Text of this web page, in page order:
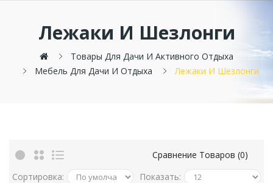
Лежаки И Шезлонги
Товары Для Дачи И Активного Отдыха
Мебель Для Дачи И Отдыха
Лежаки И Шезлонги
Сравнение Товаров (0)
Сортировка:
Показать: